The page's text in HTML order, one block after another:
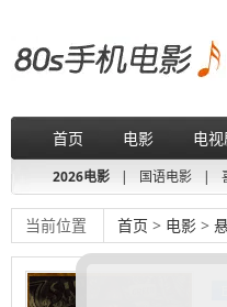
首页 电影 电视
2026电影 | 国语电影 |
当前位置 首页 > 电影 >